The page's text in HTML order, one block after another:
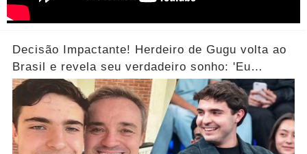
Decisão Impactante! Herdeiro de Gugu volta ao
Brasil e revela seu verdadeiro sonho: 'Eu
sempre quis isso.... Ver mais